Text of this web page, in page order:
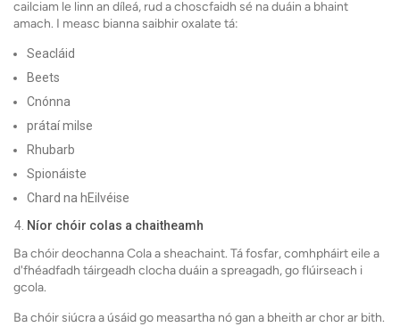
cailciam le linn an díleá, rud a choscfaidh sé na duáin a bhaint
amach. I measc bianna saibhir oxalate tá:
Seacláid
Beets
Cnónna
prátaí milse
Rhubarb
Spionáiste
Chard na hEilvéise
Níor chóir colas a chaitheamh
Ba chóir deochanna Cola a sheachaint. Tá fosfar, comhpháirt eile a
d'fhéadfadh táirgeadh clocha duáin a spreagadh, go flúirseach i
gcola.
Ba chóir siúcra a úsáid go measartha nó gan a bheith ar chor ar bith.